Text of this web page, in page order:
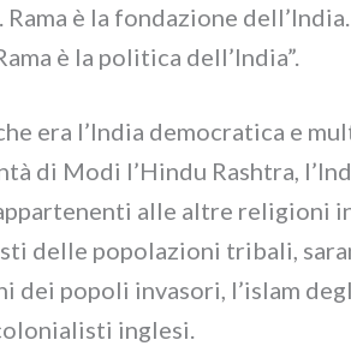
è la fon­da­zio­ne
è la poli­ti­ca dell’India”.
era l’India demo­cra­ti­ca e
di Modi l’Hindu Rashtra,
alle altre reli­gio­ni
del­le popo­la­zio­ni tri­ba­li,
dei popo­li inva­so­ri, l’islam
ingle­si.